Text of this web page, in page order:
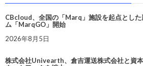
CBcloud、全国の「Marq」施設を起点とし
ム「MarqGO」開始
2026年8月5日
株式会社Univearth、倉吉運送株式会社と資